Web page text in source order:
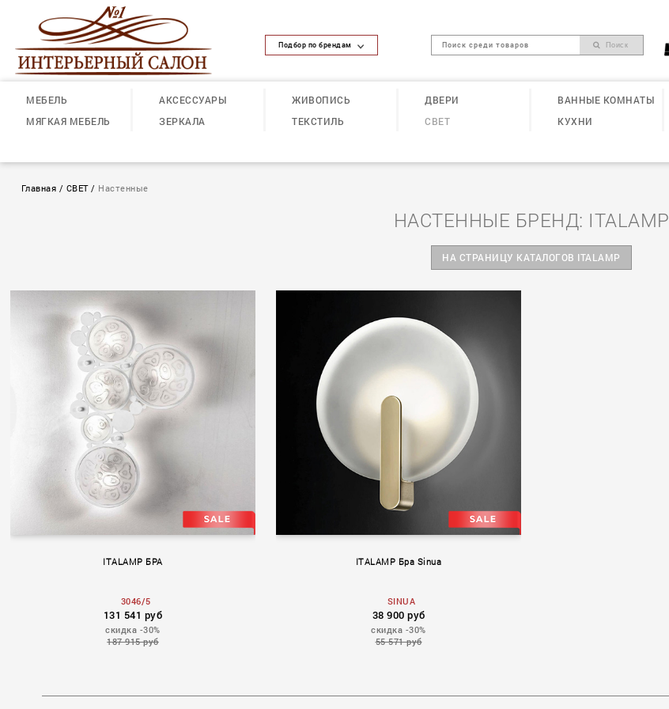
Подбор по брендам Поиск
МЕБЕЛЬ
МЯГКАЯ МЕБЕЛЬ
АКСЕССУАРЫ
ЗЕРКАЛА
ЖИВОПИСЬ
ТЕКСТИЛЬ
ДВЕРИ
СВЕТ
ВАННЫЕ КОМНАТЫ
КУХНИ
Главная / СВЕТ/ Настенные
НАСТЕННЫЕ БРЕНД: ITALAMP
НА СТРАНИЦУ КАТАЛОГОВ ITALAMP
ITALAMP БРА
3046/5
131 541 руб
скидка -30%
187 915 руб
ITALAMP Бра Sinua
SINUA
38 900 руб
скидка -30%
55 571 руб